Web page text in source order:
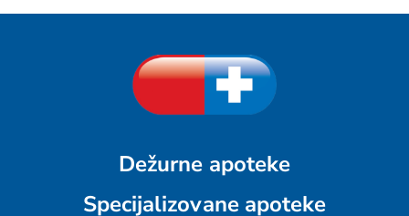
Dežurne apoteke
Specijalizovane apoteke